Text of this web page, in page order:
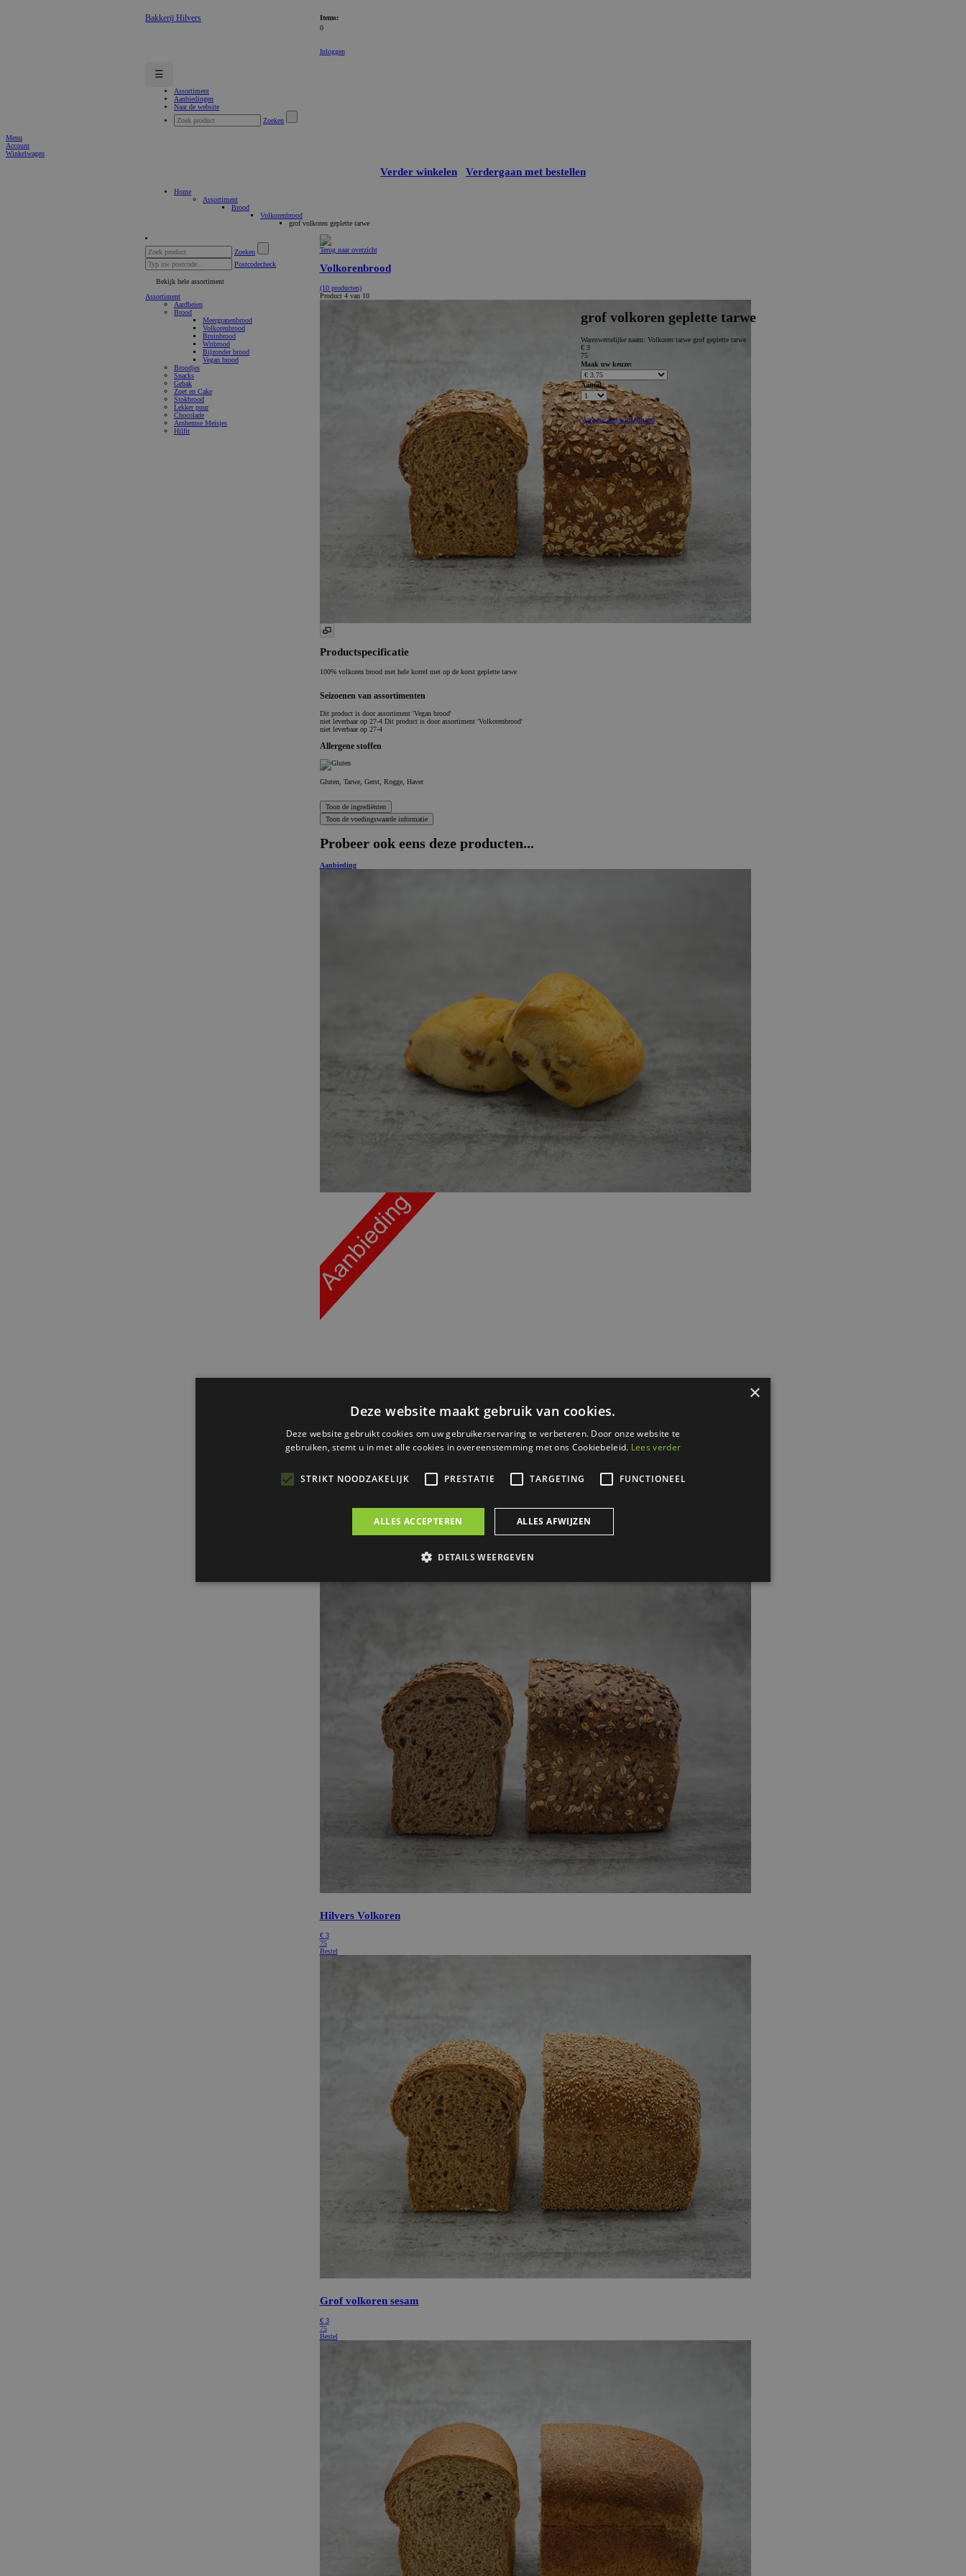
Bakkerij Hilvers
Items:
0
Inloggen
☰
Assortiment
Aanbiedingen
Naar de website
Zoeken
Menu
Account
Winkelwagen
Verder winkelen Verdergaan met bestellen
Home
Assortiment
Brood
Volkorenbrood
grof volkoren geplette tarwe
Zoeken
Postcodecheck
Bekijk hele assortiment
Assortiment
Aardbeien
Brood
Meergranenbrood
Volkorenbrood
Bruinbrood
Witbrood
Bijzonder brood
Vegan brood
Broodjes
Snacks
Gebak
Zoet en Cake
Stokbrood
Lekker puur
Chocolade
Arnhemse Meisjes
Hilfit
Terug naar overzicht
Volkorenbrood
(10 producten)
Product 4 van 10
grof volkoren geplette tarwe
Warenwettelijke naam:Volkoren tarwe grof geplette tarwe
€ 3
75
Maak uw keuze:
Aantal
Voeg toe aan winkelmand
Productspecificatie
100% volkoren brood met hele korrel met op de korst geplette tarwe
Seizoenen van assortimenten
Dit product isdoor assortiment 'Vegan brood'
niet leverbaar op 27-4 Dit product isdoor assortiment 'Volkorenbrood'
niet leverbaar op 27-4
Allergene stoffen
Gluten, Tarwe, Gerst, Rogge, Haver
Probeer ook eens deze producten...
Aanbieding
Hilvers Volkoren
€ 3
75
Bestel
Grof volkoren sesam
€ 3
75
Bestel